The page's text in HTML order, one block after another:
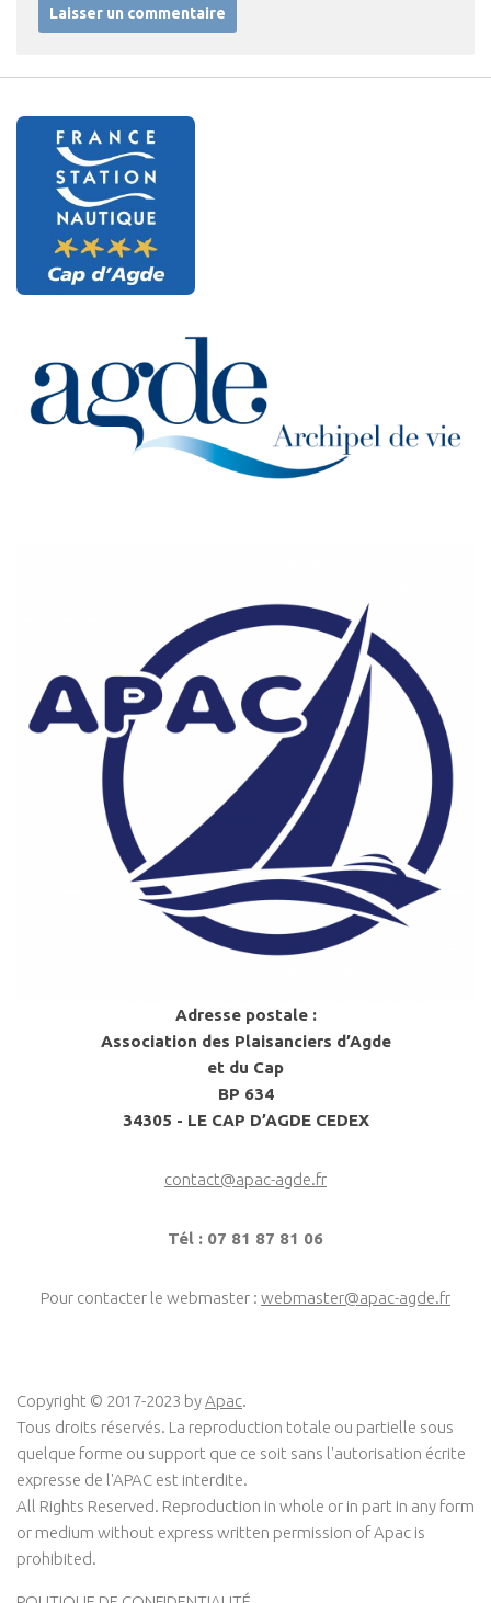
Adresse postale :
Association des Plaisanciers d’Agde
et du Cap
BP 634
34305 - LE CAP D’AGDE CEDEX
contact@apac-agde.fr
Tél : 07 81 87 81 06
Pour contacter le webmaster : webmaster@apac-agde.fr
Copyright © 2017-2023 byApac.
Tous droits réservés. La reproduction totale ou partielle sous
quelque forme ou support que ce soit sans l'autorisation écrite
expresse de l'APAC est interdite.
All Rights Reserved. Reproduction in whole or in part in any form
or medium without express written permission of Apac is
prohibited.